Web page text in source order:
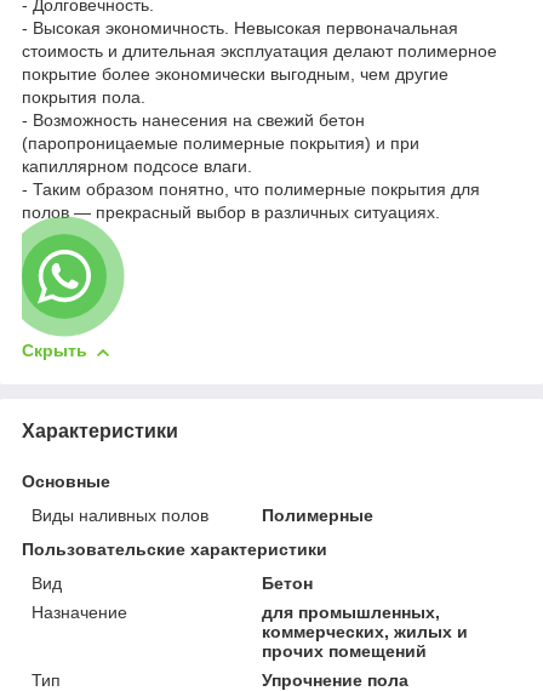
- Долговечность.
- Высокая экономичность. Невысокая первоначальная
стоимость и длительная эксплуатация делают полимерное
покрытие более экономически выгодным, чем другие
покрытия пола.
- Возможность нанесения на свежий бетон
(паропроницаемые полимерные покрытия) и при
капиллярном подсосе влаги.
- Таким образом понятно, что полимерные покрытия для
полов — прекрасный выбор в различных ситуациях.
Скрыть
Характеристики
Основные
Виды наливных полов
Полимерные
Пользовательские характеристики
Вид
Бетон
Назначение
для промышленных,
коммерческих, жилых и
прочих помещений
Тип
Упрочнение пола